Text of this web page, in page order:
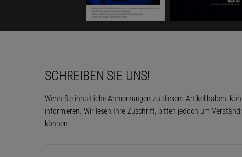
SCHREIBEN SIE UNS!
Wenn Sie inhaltliche Anmerkungen zu diesem Artikel haben,
informieren. Wir lesen Ihre Zuschrift, bitten jedoch um
können.